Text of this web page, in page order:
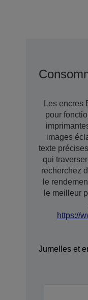
Les
pour
images
texte
qui
recherchez
le
le meilleur
https://
Jumelles et